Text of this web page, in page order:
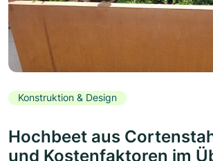
Konstruktion & Design
Hochbeet aus
und Kostenfaktoren im